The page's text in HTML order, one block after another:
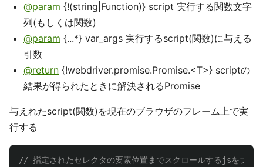
@param {!(string|Function)} script 実行する関数文字
列(もしくは関数)
@param {...*} var_args 実行するscript(関数)に与える
引数
@return {!webdriver.promise.Promise.<T>} scriptの
結果が得られたときに解決されるPromise
与えれたscript(関数)を現在のブラウザのフレーム上で実
行する
// 指定されたセレクタの要素位置までスクロールするjsをブラ